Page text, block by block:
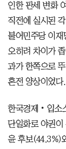
인한 판세 변화
직전에 실시된
불어민주당 이재
오히려 차이가
과가 한쪽으로
혼전 양상이었다.
한국경제‧입소
단일화로 야권이
윤 후보(44.3%)